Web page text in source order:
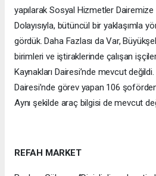
yapılarak Sosyal Hizmetler Dairemize
Dolayısıyla, bütüncül bir yaklaşımla
gördük. Daha Fazlası da Var,
birimleri ve iştiraklerinde çalışan
Kaynakları Dairesi’nde mevcut
Dairesi’nde görev yapan 106 şoförden
Aynı şekilde araç bilgisi de mevcut
REFAH MARKET